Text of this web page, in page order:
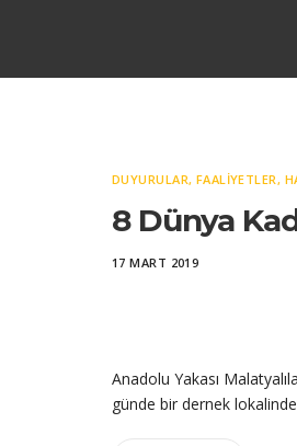
DUYURULAR, FAALIYETLER,
8 Dünya
17 MART 2019
Anadolu Yakası
günde bir dernek lokalinde